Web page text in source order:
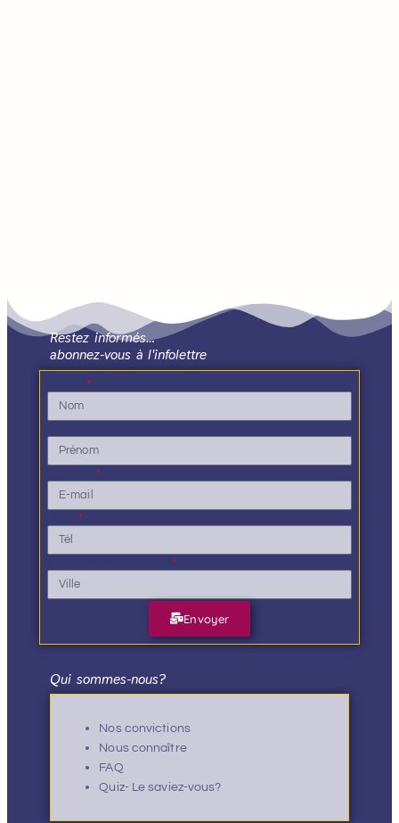
Restez informés…
abonnez-vous à l'infolettre
Envoyer
Qui sommes-nous?
Nos convictions
Nous connaître
FAQ
Quiz- Le saviez-vous?